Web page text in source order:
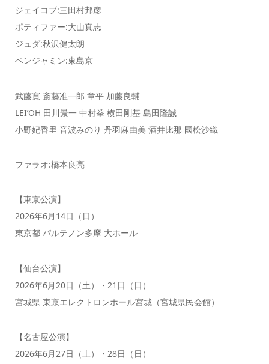
ジェイコブ:三田村邦彦
ポティファー:大山真志
ジュダ:秋沢健太朗
ベンジャミン:東島京
武藤寛 斎藤准一郎 章平 加藤良輔
LEI’OH 田川景一 中村拳 横田剛基 島田隆誠
小野妃香里 音波みのり 丹羽麻由美 酒井比那 國松沙織
ファラオ:橋本良亮
【東京公演】
2026年6月14日（日）
東京都 パルテノン多摩 大ホール
【仙台公演】
2026年6月20日（土）・21日（日）
宮城県 東京エレクトロンホール宮城（宮城県民会館）
【名古屋公演】
2026年6月27日（土）・28日（日）